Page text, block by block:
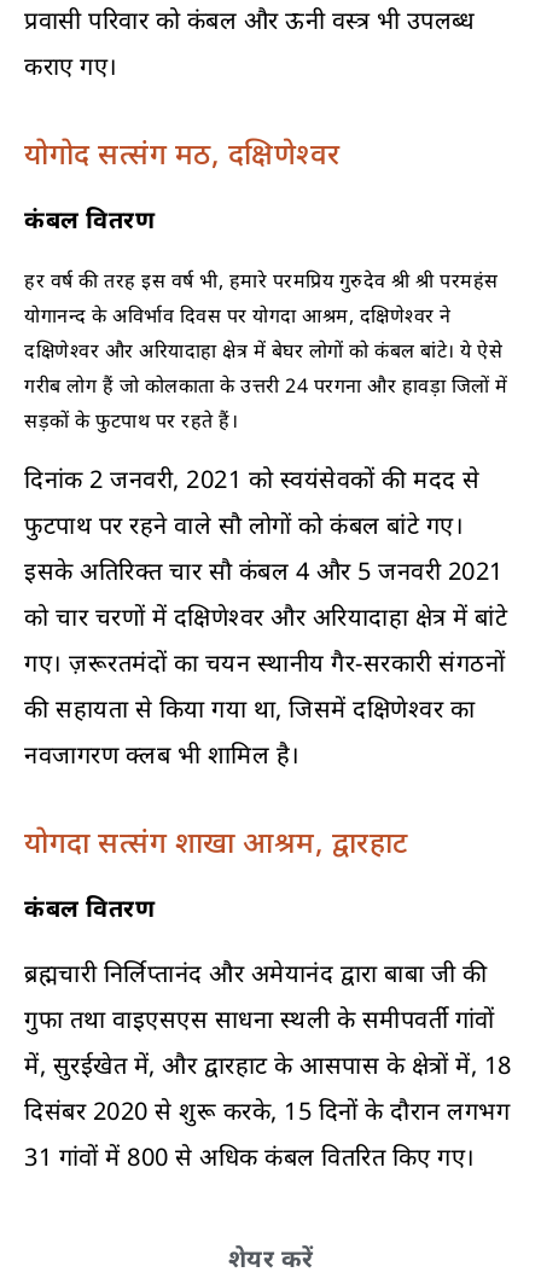
प्रवासी परिवार को कंबल और ऊनी वस्त्र भी उपलब्ध
कराए गए।
योगोद सत्संग मठ, दक्षिणेश्वर
कंबल वितरण
हर वर्ष की तरह इस वर्ष भी, हमारे परमप्रिय गुरुदेव श्री श्री परमहंस
योगानन्द के अविर्भाव दिवस पर योगदा आश्रम, दक्षिणेश्वर ने
दक्षिणेश्वर और अरियादाहा क्षेत्र में बेघर लोगों को कंबल बांटे। ये ऐसे
गरीब लोग हैं जो कोलकाता के उत्तरी 24 परगना और हावड़ा जिलों में
सड़कों के फुटपाथ पर रहते हैं।
दिनांक 2 जनवरी, 2021 को स्वयंसेवकों की मदद से
फुटपाथ पर रहने वाले सौ लोगों को कंबल बांटे गए।
इसके अतिरिक्त चार सौ कंबल 4 और 5 जनवरी 2021
को चार चरणों में दक्षिणेश्वर और अरियादाहा क्षेत्र में बांटे
गए। ज़रूरतमंदों का चयन स्थानीय गैर-सरकारी संगठनों
की सहायता से किया गया था, जिसमें दक्षिणेश्वर का
नवजागरण क्लब भी शामिल है।
योगदा सत्संग शाखा आश्रम, द्वारहाट
कंबल वितरण
ब्रह्मचारी निर्लिप्तानंद और अमेयानंद द्वारा बाबा जी की
गुफा तथा वाइएसएस साधना स्थली के समीपवर्ती गांवों
में, सुरईखेत में, और द्वारहाट के आसपास के क्षेत्रों में, 18
दिसंबर 2020 से शुरू करके, 15 दिनों के दौरान लगभग
31 गांवों में 800 से अधिक कंबल वितरित किए गए।
शेयर करें